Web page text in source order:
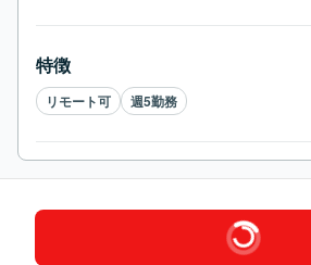
特徴
リモート可 週5勤務